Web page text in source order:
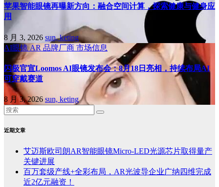
苹果智能眼镜再曝新方向：融合空间计算，探索健康与健身应
用
8 月 3, 2026 sun, keting
AI眼镜AR 品牌厂商 市场信息
闪极官宣Loomos AI眼镜发布会：8月18日亮相，持续布局AI
可穿戴赛道
8 月 3, 2026 sun, keting
近期文章
艾迈斯欧司朗AR智能眼镜Micro-LED光源芯片取得量产
关键进展
百万套级产线+全彩布局，AR光波导企业广纳四维完成
近2亿元融资！